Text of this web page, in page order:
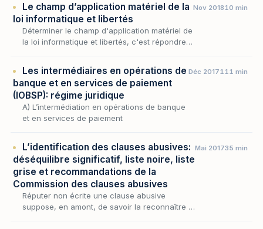
Le champ d’application matériel de la
loi informatique et libertés
Déterminer le champ d'application matériel de
la loi informatique et libertés, c'est répondre à
opérat…
Nov 201810 min
Les intermédiaires en opérations de
banque et en services de paiement
(IOBSP): régime juridique
A) L’intermédiation en opérations de banque
et en services de paiement
Déc 2017111 min
L’identification des clauses abusives:
déséquilibre significatif, liste noire, liste
grise et recommandations de la
Commission des clauses abusives
Réputer non écrite une clause abusive
suppose, en amont, de savoir la reconnaître :
Mai 201735 min